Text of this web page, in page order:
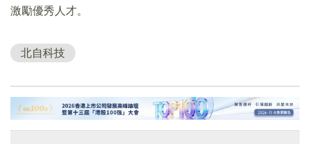
激勵優秀人才。
北自科技